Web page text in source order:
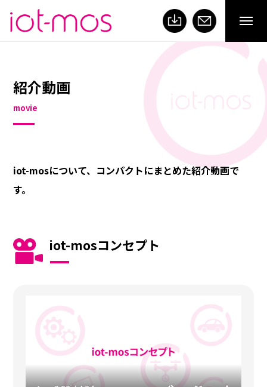
紹介動画
movie
iot-mosについて、コンパクトにまとめた紹介動画で
す。
iot-mosコンセプト